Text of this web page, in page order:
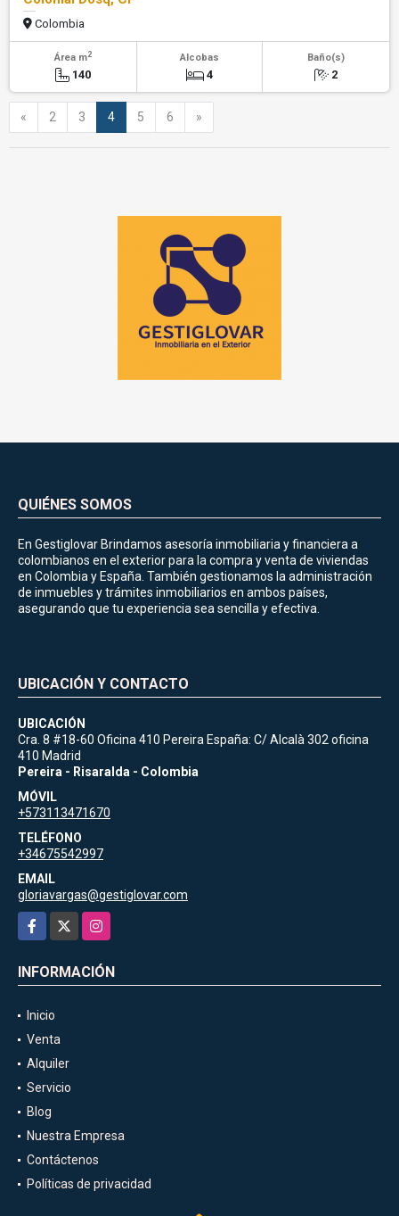
Colombia
Área m2
140
Alcobas
4
Baño(s)
2
« Anterior
2 3 4 5 6 »
QUIÉNES SOMOS
En Gestiglovar Brindamos asesoría inmobiliaria y financiera a
colombianos en el exterior para la compra y venta de viviendas
en Colombia y España. También gestionamos la administración
de inmuebles y trámites inmobiliarios en ambos países,
asegurando que tu experiencia sea sencilla y efectiva.
UBICACIÓN Y CONTACTO
UBICACIÓN
Cra. 8 #18-60 Oficina 410 Pereira España: C/ Alcalà 302 oficina
410 Madrid
Pereira - Risaralda - Colombia
MÓVIL
+573113471670
TELÉFONO
+34675542997
EMAIL
gloriavargas@gestiglovar.com
Facebook
Instagram
INFORMACIÓN
Inicio
Venta
Alquiler
Servicio
Blog
Nuestra Empresa
Contáctenos
Políticas de privacidad